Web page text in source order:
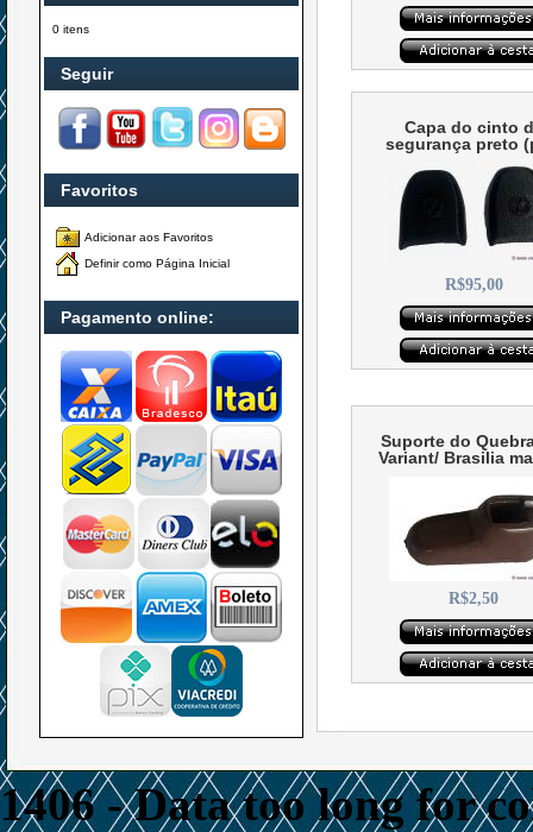
0 itens
Seguir
Favoritos
Adicionar aos Favoritos
Definir como Página Inicial
Pagamento online:
Capa do cinto
segurança preto
R$95,00
Suporte do
Variant/ Brasilia
R$2,50
1406 - Data too long for